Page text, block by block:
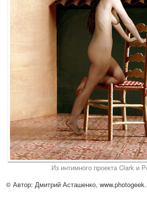
Из интимного проекта Clark и
© Автор: Дмитрий Асташенко,